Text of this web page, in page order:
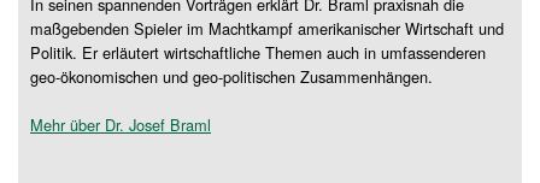
maßgebenden Spieler im Machtkampf amerikanischer Wirtschaft und
Politik. Er erläutert wirtschaftliche Themen auch in umfassenderen
geo-ökonomischen und geo-politischen Zusammenhängen.
Mehr über Dr. Josef Braml